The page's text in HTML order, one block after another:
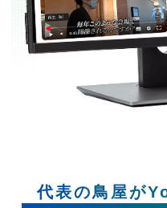
代表の鳥屋が